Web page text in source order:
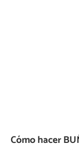
Cómo hacer